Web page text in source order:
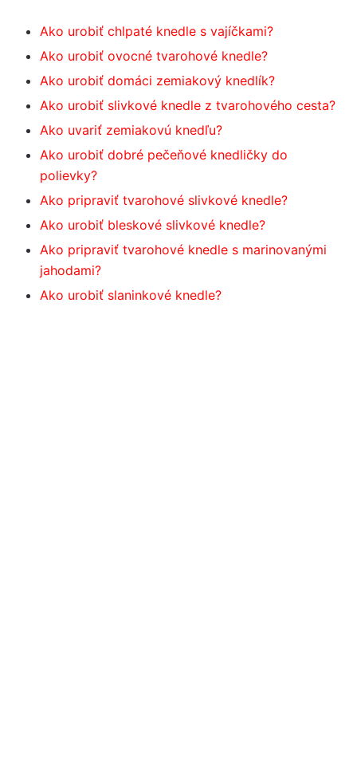
Ako urobiť chlpaté knedle s vajíčkami?
Ako urobiť ovocné tvarohové knedle?
Ako urobiť domáci zemiakový knedlík?
Ako urobiť slivkové knedle z tvarohového cesta?
Ako uvariť zemiakovú knedľu?
Ako urobiť dobré pečeňové knedličky do
polievky?
Ako pripraviť tvarohové slivkové knedle?
Ako urobiť bleskové slivkové knedle?
Ako pripraviť tvarohové knedle s marinovanými
jahodami?
Ako urobiť slaninkové knedle?